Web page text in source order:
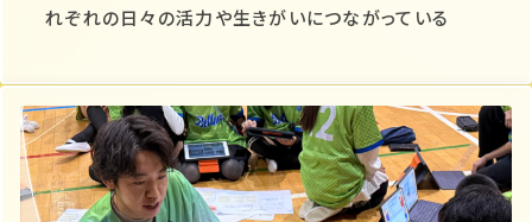
れぞれの日々の活力や生きがいにつながっている